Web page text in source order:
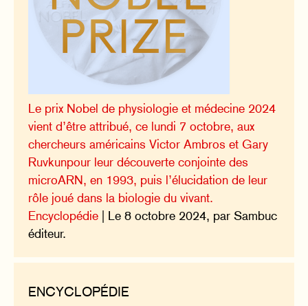
Le prix Nobel de physiologie et médecine 2024
vient d’être attribué, ce lundi 7 octobre, aux
chercheurs américains Victor Ambros et Gary
Ruvkunpour leur découverte conjointe des
microARN, en 1993, puis l’élucidation de leur
rôle joué dans la biologie du vivant.
Encyclopédie | Le 8 octobre 2024, par Sambuc
éditeur.
ENCYCLOPÉDIE